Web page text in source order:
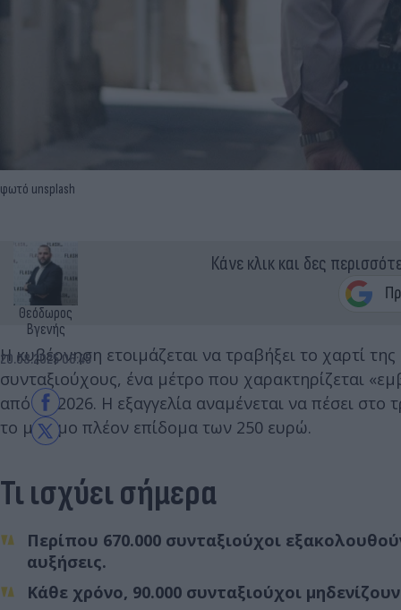
φωτό unsplash
Θεόδωρος
Βγενής
20.08.2025 06:45
Κάνε κλικ και δες
Η κυβέρνηση ετοιμάζεται να τραβήξει το χαρτί
συνταξιούχους, ένα μέτρο που χαρακτηρίζεται
από το 2026. Η εξαγγελία αναμένεται να πέσει στο
το μόνιμο πλέον επίδομα των 250 ευρώ.
Τι ισχύει σήμερα
Περίπου 670.000 συνταξιούχοι
αυξήσεις.
Κάθε χρόνο, 90.000 συνταξιούχοι